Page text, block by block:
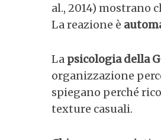
al., 2014) mostrano
La reazione è
La psicologia della
organizzazione
spiegano perché
texture casuali.